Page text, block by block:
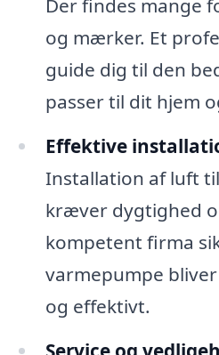
Der findes mange
og mærker. Et
guide dig til den
passer til dit hjem
Effektive
Installation af luft
kræver dygtighed
kompetent firma
varmepumpe
og effektivt.